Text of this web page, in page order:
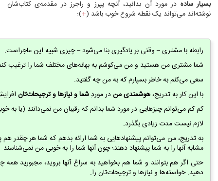
بسیار ساده در مورد آن بدانید، آنچه پپرز و راجرز در مقدمه‌ی کتاب‌شان
نوشته‌اند می‌تواند یک نقطه شروع خوب باشد (+
):
رابطه با مشتری – وقتی بر یادگیری بنا می‌شود – چیزی شبیه این ماجراست:
شما مشتری من هستید و من می‌کوشم به بهانه‌های مختلف شما را ترغیب
سعی می‌کنم به خاطر بسپارم که به من چه گفتید.
با این کار به تدریج،هوشمندی مندر موردِشما و نیازها و ترجیحات‌تان
کم کم می‌توانم چیزهایی در مورد شما بدانم که رقیبان من نمی‌دانند (یا به
لازم نیست مدت زیادی بگذرد.
به تدریج، من می‌توانم پیشنهادهایی به شما ارائه بدهم که شما هر چقدر هم
مشابه آنها را به شما پیشنهاد دهند؛ چون آنها شما را به خوبی من نمی‌شناسند.
حتی اگر هم بتوانند و شما هم بخواهید به سراغ آنها بروید، مجبورید همه
دهید: خواسته‌ها و نیازها و ترجیحات‌تان را.